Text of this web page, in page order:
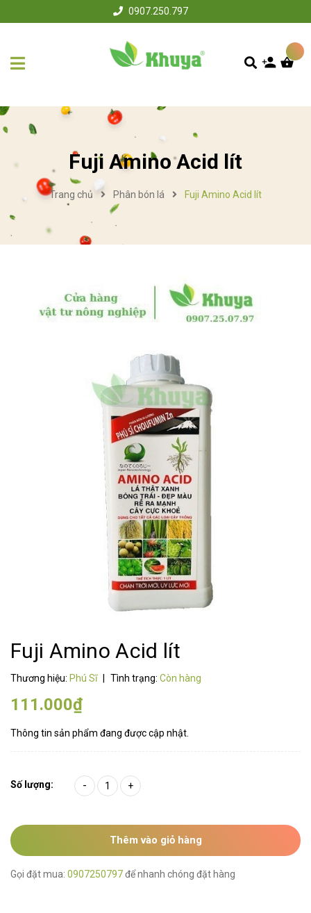
0907.250.797
Fuji Amino Acid lít
Trang chủ Phân bón lá Fuji Amino Acid lít
Fuji Amino Acid lít
Thương hiệu: Phú Sĩ | Tình trạng: Còn hàng
111.000₫
Thông tin sản phẩm đang được cập nhật.
Số lượng: - +
Thêm vào giỏ hàng
Gọi đặt mua: 0907250797để nhanh chóng đặt hàng